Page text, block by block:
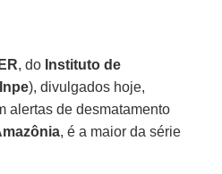
, do Instituto de
Inpe), divulgados hoje,
alertas de desmatamento
, é a maior da série